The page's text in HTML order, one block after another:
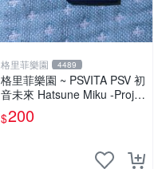
格里菲樂園 4489
格里菲樂園 ~ PSVITA PSV 初
音未來 Hatsune Miku -Projec
t DIVA-F 2nd 日版
$200